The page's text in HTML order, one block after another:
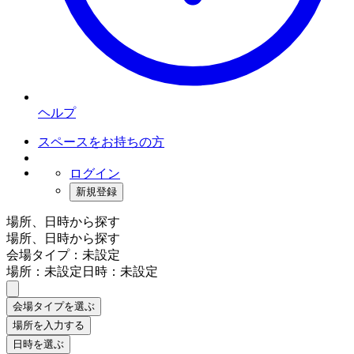
ヘルプ
スペースをお持ちの方
ログイン
新規登録
場所、日時から探す
場所、日時から探す
会場タイプ：未設定
場所：未設定日時：未設定
会場タイプを選ぶ
場所を入力する
日時を選ぶ